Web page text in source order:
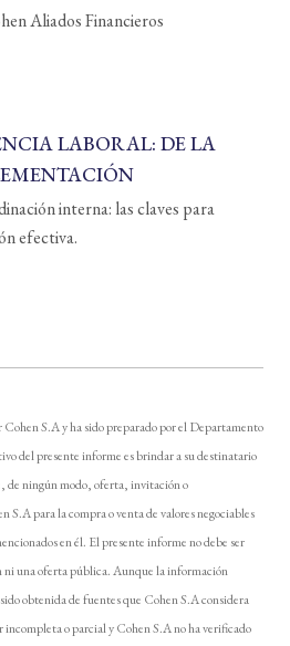
Aliados Financieros
LABORAL: DE LA
interna: las claves para
efectiva.
S.A y ha sido preparado por el Departamento
del presente informe es brindar a su destinatario
de ningún modo, oferta, invitación o
S.A para la compra o venta de valores negociables
en él. El presente informe no debe ser
ni una oferta pública. Aunque la información
obtenida de fuentes que Cohen S.A considera
o parcial y Cohen S.A no ha verificado